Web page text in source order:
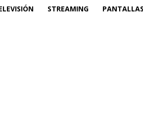
STREAMING PANTALLAS